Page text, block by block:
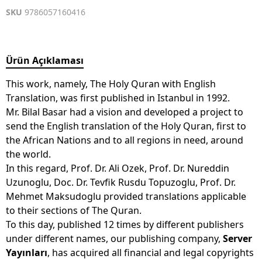
SKU 9786057160416
Ürün Açıklaması
This work, namely, The Holy Quran with English
Translation, was first published in Istanbul in 1992.
Mr. Bilal Basar had a vision and developed a project to
send the English translation of the Holy Quran, first to
the African Nations and to all regions in need, around
the world.
In this regard, Prof. Dr. Ali Ozek, Prof. Dr. Nureddin
Uzunoglu, Doc. Dr. Tevfik Rusdu Topuzoglu, Prof. Dr.
Mehmet Maksudoglu provided translations applicable
to their sections of The Quran.
To this day, published 12 times by different publishers
under different names, our publishing company, Server
Yayınları, has acquired all financial and legal copyrights